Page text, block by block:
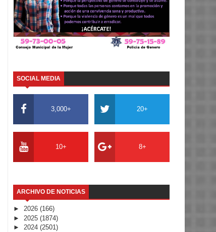
SOCIAL MEDIA
3,000+ 20+
10+ 8+
ARCHIVO DE NOTICIAS
► 2026 (166)
► 2025 (1874)
► 2024 (2501)